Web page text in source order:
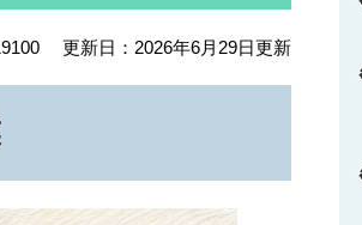
更新日：2026年6月29日更新